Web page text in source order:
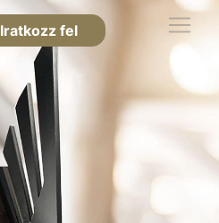
Iratkozz fel